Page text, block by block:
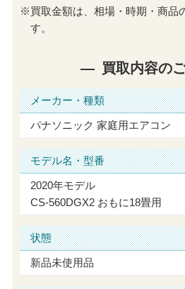
※買取金額は、相場・時期・商品
す。
買取内容の
メーカー・種類
パナソニック 家庭用エアコン
モデル名・型番
2020年モデル
CS-560DGX2 おもに18畳用
状態
新品未使用品